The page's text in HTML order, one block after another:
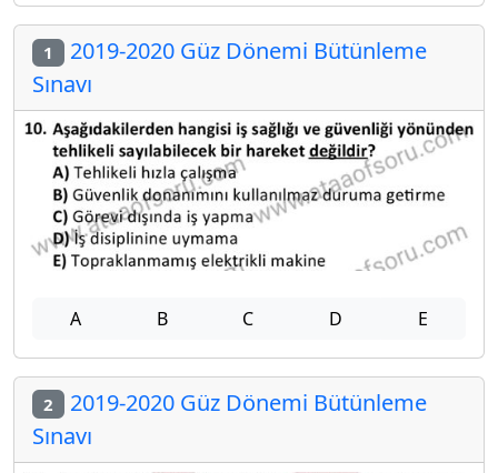
1 2019-2020 Güz Dönemi Bütünleme
Sınavı
A B C D E
2 2019-2020 Güz Dönemi Bütünleme
Sınavı